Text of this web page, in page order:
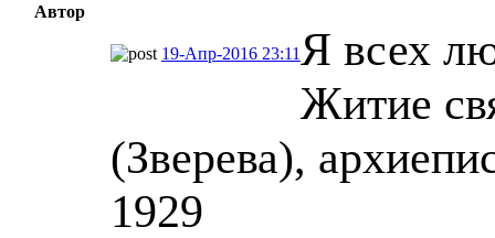
Автор
19-Апр-2016 23:11Я всех
Житие
(Зверева),
1929